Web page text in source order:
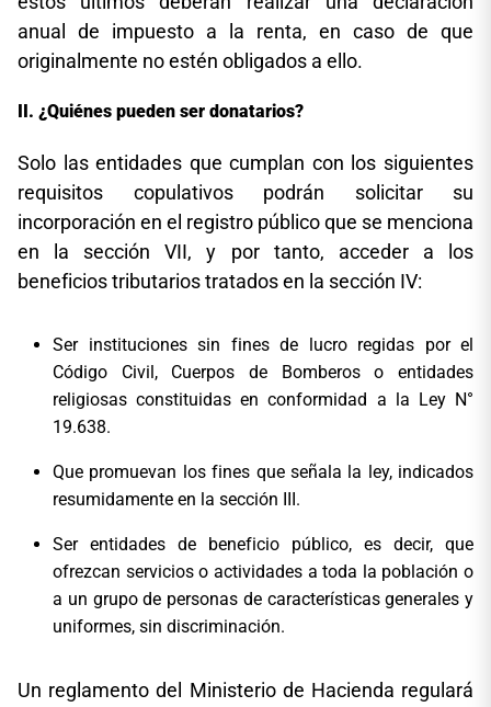
anual de impuesto a la renta, en caso de que
originalmente no estén obligados a ello.
¿Quiénes pueden ser donatarios?
Solo las entidades que cumplan con los siguientes
requisitos copulativos podrán solicitar su
incorporación en el registro público que se menciona
en la sección VII, y por tanto, acceder a los
beneficios tributarios tratados en la sección IV:
Ser instituciones sin fines de lucro regidas por el
Código Civil, Cuerpos de Bomberos o entidades
religiosas constituidas en conformidad a la Ley N°
19.638.
Que promuevan los fines que señala la ley, indicados
resumidamente en la sección III.
Ser entidades de beneficio público, es decir, que
ofrezcan servicios o actividades a toda la población o
a un grupo de personas de características generales y
uniformes, sin discriminación.
Un reglamento del Ministerio de Hacienda regulará